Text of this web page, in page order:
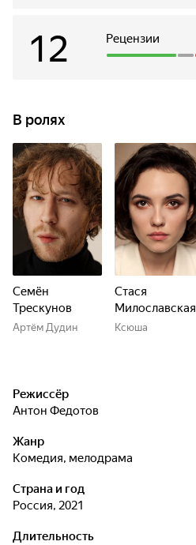
Рецензии
12
В ролях
Семён
Трескунов
Артём Дудин
Стася
Милославская
Ксюша
Режиссёр
Антон Федотов
Жанр
комедия, мелодрама
Страна и год
Россия, 2021
Длительность